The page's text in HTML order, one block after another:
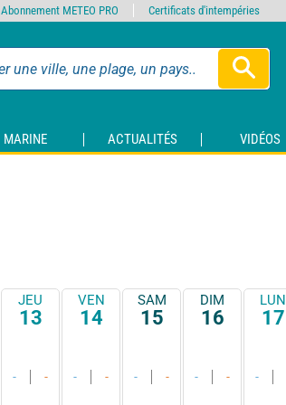
MARINE ACTUALITÉS VIDÉOS
JEU
13
- -
VEN
14
- -
SAM
15
- -
DIM
16
- -
LUN
17
-
Abonnement METEO PRO Certificats d'intempéries